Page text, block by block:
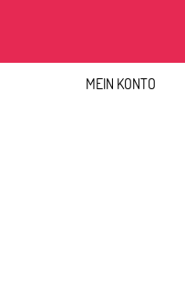
MEIN KONTO